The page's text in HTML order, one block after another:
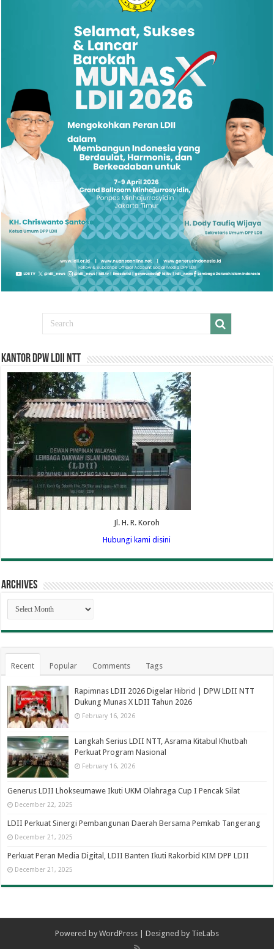
Kantor DPW LDII NTT
Jl. H. R. Koroh
Hubungi kami disini
Archives
Archives
Recent Popular Comments Tags
Rapimnas LDII 2026 Digelar Hibrid | DPW LDII NTT
Dukung Munas X LDII Tahun 2026
February 16, 2026
Langkah Serius LDII NTT, Asrama Kitabul Khutbah
Perkuat Program Nasional
February 16, 2026
Generus LDII Lhokseumawe Ikuti UKM Olahraga Cup I Pencak Silat
December 22, 2025
LDII Perkuat Sinergi Pembangunan Daerah Bersama Pemkab Tangerang
December 21, 2025
Perkuat Peran Media Digital, LDII Banten Ikuti Rakorbid KIM DPP LDII
December 21, 2025
Powered by WordPress | Designed by TieLabs